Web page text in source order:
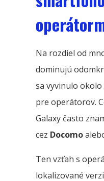
Na rozdiel od
dominujú
sa vyvinulo
pre operátorov.
Galaxy často
cez Docomo
Ten vzťah s
lokalizované